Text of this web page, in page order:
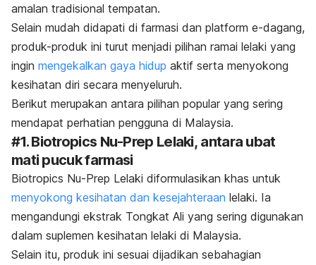
amalan tradisional tempatan.
Selain mudah didapati di farmasi dan platform e-dagang,
produk-produk ini turut menjadi pilihan ramai lelaki yang
ingin mengekalkan gaya hidup aktif serta menyokong
kesihatan diri secara menyeluruh.
Berikut merupakan antara pilihan popular yang sering
mendapat perhatian pengguna di Malaysia.
#1.Biotropics Nu-Prep Lelaki, antara ubat
mati pucuk farmasi
Biotropics Nu-Prep Lelaki diformulasikan khas untuk
menyokong kesihatan dan kesejahteraan lelaki. Ia
mengandungi ekstrak Tongkat Ali yang sering digunakan
dalam suplemen kesihatan lelaki di Malaysia.
Selain itu, produk ini sesuai dijadikan sebahagian